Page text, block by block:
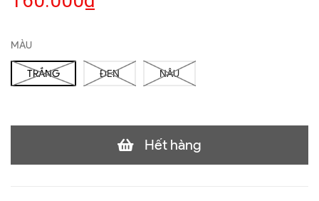
MÀU
TRẮNG ĐEN NÂU
Hết hàng